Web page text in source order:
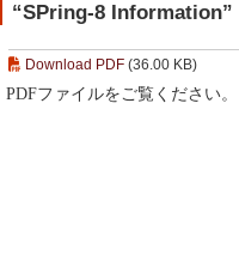
“SPring-8
Download PDF (36.00 KB)
PDFファイルをご覧ください。